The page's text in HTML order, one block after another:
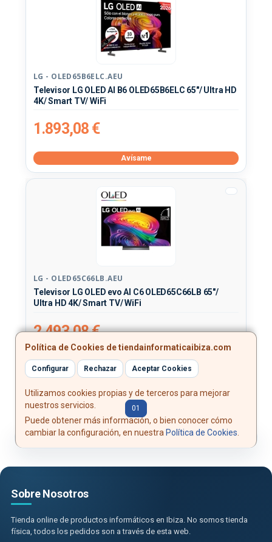
LG - OLED65B6ELC.AEU
Televisor LG OLED AI B6 OLED65B6ELC 65"/ Ultra HD
4K/ Smart TV/ WiFi
1.893,08 €
Avísame
LG - OLED65C66LB.AEU
Televisor LG OLED evo AI C6 OLED65C66LB 65"/
Ultra HD 4K/ Smart TV/ WiFi
2.493,08 €
Comprar
01
Política de Cookies de tiendainformaticaibiza.com
Configurar Rechazar Aceptar Cookies
Utilizamos cookies propias y de terceros para mejorar
nuestros servicios.
Puede obtener más información, o bien conocer cómo
cambiar la configuración, en nuestra Política de Cookies
Sobre Nosotros
Tienda online de productos informáticos en Ibiza. No somos tienda
física, todos los pedidos son a través de esta web.